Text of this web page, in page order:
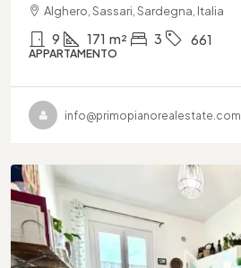
Alghero, Sassari, Sardegna, Italia
9 171 m² 3 661
APPARTAMENTO
info@primopianorealestate.com